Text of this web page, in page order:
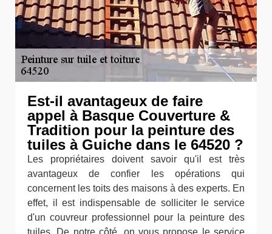
Est-il avantageux de faire
appel à Basque Couverture &
Tradition pour la peinture des
tuiles à Guiche dans le 64520 ?
Les propriétaires doivent savoir qu'il est très
avantageux de confier les opérations qui
concernent les toits des maisons à des experts. En
effet, il est indispensable de solliciter le service
d'un couvreur professionnel pour la peinture des
tuiles. De notre côté, on vous propose le service